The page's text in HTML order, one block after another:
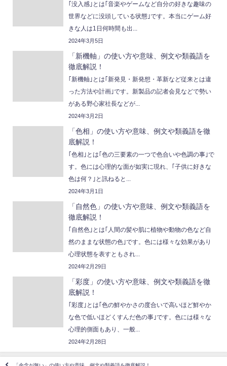
｢没入感｣とは｢音楽やゲームなど自分の好きな趣味の
世界などに没頭している状態｣です。本当にゲーム好
きな人は1日何時間も出...
2024年3月5日
「新機軸」の使い方や意味、例文や類義語を
徹底解説！
｢新機軸｣とは｢新発見・新発想・革新など従来とは違
った方法や計画｣です。新製品の記者会見などで勢い
がある野心家社長などが...
2024年3月2日
「色相」の使い方や意味、例文や類義語を徹
底解説！
｢色相｣とは｢色の三要素の一つで色合いや色調の事｣で
す。色には心理的な面が如実に現れ、｢子供に好きな
色は何？｣と訊ねると...
2024年3月1日
「自然色」の使い方や意味、例文や類義語を
徹底解説！
｢自然色｣とは｢人間の髪や肌に植物や動物の色など自
然のままな状態の色｣です。色には様々な効果があり
心理状態を表すともされ...
2024年2月29日
「彩度」の使い方や意味、例文や類義語を徹
底解説！
｢彩度｣とは｢色の鮮やかさの度合いで高いほど鮮やか
な色で低いほどくすんだ色の事｣です。色には様々な
心理的側面もあり、一般...
2024年2月28日